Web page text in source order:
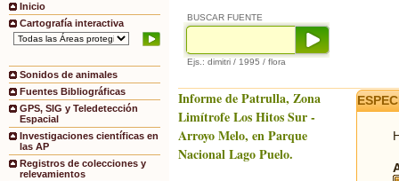
Inicio
Cartografía interactiva
Sonidos de animales
Fuentes Bibliográficas
GPS, SIG y Teledetección
Espacial
Investigaciones científicas en
las AP
Registros de colecciones y
relevamientos
BUSCAR FUENTE
Ejs.: dimitri / 1995 / flora
Informe de Patrulla, Zona
Limítrofe Los Hitos Sur -
Arroyo Melo, en Parque
Nacional Lago Puelo.